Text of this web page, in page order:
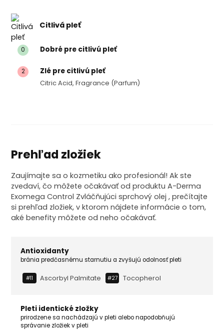
Citlivá pleť
0 Dobré pre citlivú pleť
2 Zlé pre citlivú pleť
Citric Acid, Fragrance (parfum)
Prehľad zložiek
Zaujímajte sa o kozmetiku ako profesionál! Ak ste
zvedaví, čo môžete očakávať od produktu A-Derma
Exomega Control Zvláčňujúci sprchový olej , prečítajte
si prehľad zložiek, v ktorom nájdete informácie o tom,
aké benefity môžete od neho očakávať.
Antioxidanty
bránia predčasnému starnutiu a zvyšujú odolnosť pleti
#11 Ascorbyl Palmitate #27 Tocopherol
Pleti identické zložky
prirodzene sa nachádzajú v pleti alebo napodobňujú
správanie zložiek v pleti